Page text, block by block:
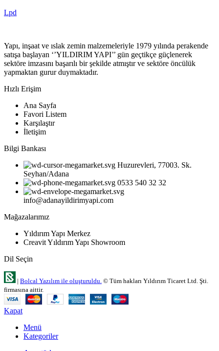
Lpd
Yapı, inşaat ve ıslak zemin malzemeleriyle 1979 yılında perakende
satışa başlayan ‘’YILDIRIM YAPI’’ gün geçtikçe güçlenerek
sektöre imzasını başarılı bir şekilde atmıştır ve sektöre öncülük
yapmaktan gurur duymaktadır.
Hızlı Erişim
Ana Sayfa
Favori Listem
Karşılaştır
İletişim
Bilgi Bankası
Huzurevleri, 77003. Sk.
Seyhan/Adana
0533 540 32 32
info@adanayildirimyapi.com
Mağazalarımız
Yıldırım Yapı Merkez
Creavit Yıldırım Yapı Showroom
Dil Seçin
| Bolcal Yazılım ile oluşturuldu. © Tüm hakları Yıldırım Ticaret Ltd. Şti.
firmasına aittir.
Kapat
Menü
Kategoriler